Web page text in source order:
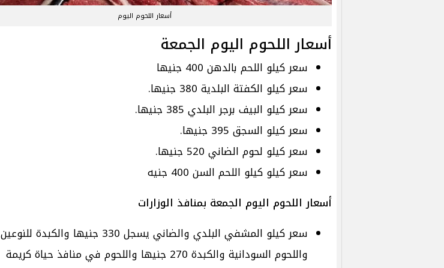
أسعار اللحوم اليوم
أسعار اللحوم اليوم الجمعة
سعر كيلو اللحم بالدهن 400 جنيها
سعر كيلو الكفتة البلدية 380 جنيها.
سعر كيلو البيف برجر البلدي 385 جنيها.
سعر كيلو السجق 395 جنيها.
سعر كيلو لحوم الضاني 520 جنيها.
سعر كيلو كيلو اللحم السن 400 جنيه
أسعار اللحوم اليوم الجمعة بمنافذ الوزارات
سعر كيلو المشفي البلدي والضاني يسجل 330 جنيها والكبدة للنوعين
واللحوم السودانية والكبدة 270 جنيها واللحوم في منافذ حياة كريمة